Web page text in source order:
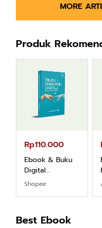
MORE
Produk
Rp110.000
Ebook & Buku
Digital
Marketing Dari
Shopee
Best Ebook